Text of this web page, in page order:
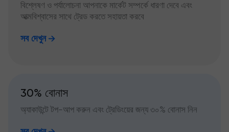
বিশ্লেষণ ও পর্যালোচনা আপনাকে মার্কেট সম্পর্কে ধারণা দেবে এবং
আত্মবিশ্বাসের সাথে ট্রেড করতে সহায়তা করবে
সব দেখুন
30% বোনাস
অ্যাকাউন্টে টপ-আপ করুন এবং ট্রেডিংয়ের জন্য ৩০% বোনাস নিন